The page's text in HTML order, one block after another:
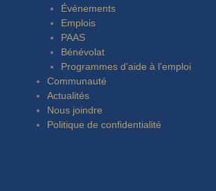
Événements
Emplois
PAAS
Bénévolat
Programmes d’aide à l’emploi
Communauté
Actualités
Nous joindre
Politique de confidentialité